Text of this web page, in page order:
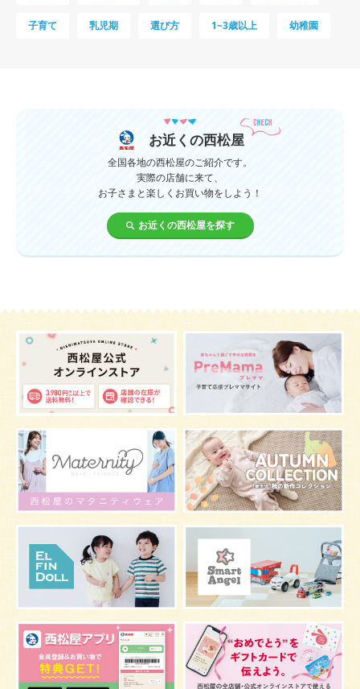
子育て 乳児期 選び方 1~3歳以上 幼稚園
ベビーカー
おむつ 出産準備
遊ぶ 夏 イヤイヤ期
あせも 汗 エアコン
適切温度 帽子 授乳 チャイルドシート
ベビー服 小学生 家族写真 産休 お昼寝
改善 枕 メニュー
グッズ お七夜 お宮参り 初節句
肌 抱っこ スキンケア お肌
マタニティウェア おしゃぶり 絵本 肌着
夜間断乳 お風呂 嫌がる うんち 髪の毛
視力 虫よけ
骨盤ベルトの基礎知識 骨盤ベルトの効果 栄養素
保存 マスク 予防
骨盤ベルトの注意点 感染症 双子
しこり おっぱい 水着 安全対策 おすすめ
お近くの西松屋
全国各地の西松屋のご紹介です。
実際の店舗に来て、
お子さまと楽しくお買い物をしよう！
お近くの西松屋を探す